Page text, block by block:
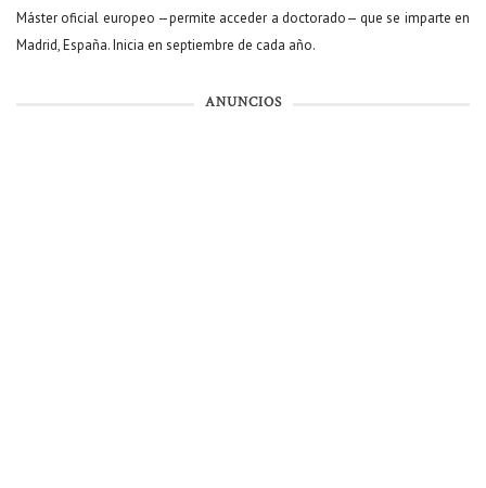
Máster oficial europeo —permite acceder a doctorado— que se imparte en
Madrid, España. Inicia en septiembre de cada año.
ANUNCIOS